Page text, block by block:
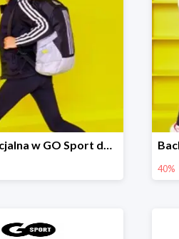
Oferta specjalna w GO Sport do -36%
40%